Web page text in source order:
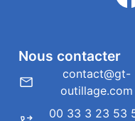
Nous contacter
contact@gt-
outillage.com
00 33 3 23 53